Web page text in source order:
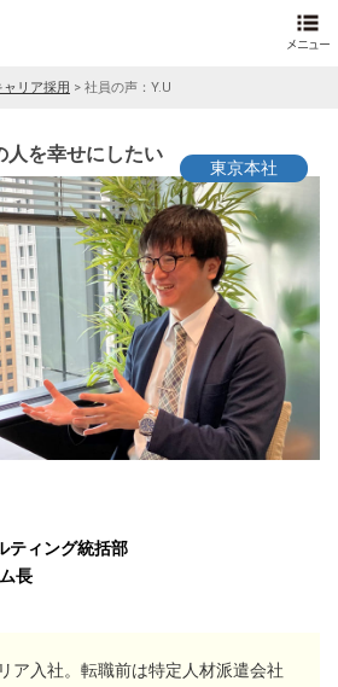
ャリア採用 > 社員の声：Y.U
人を幸せにしたい
東京本社
ティング統括部
長
ア入社。転職前は特定人材派遣会社